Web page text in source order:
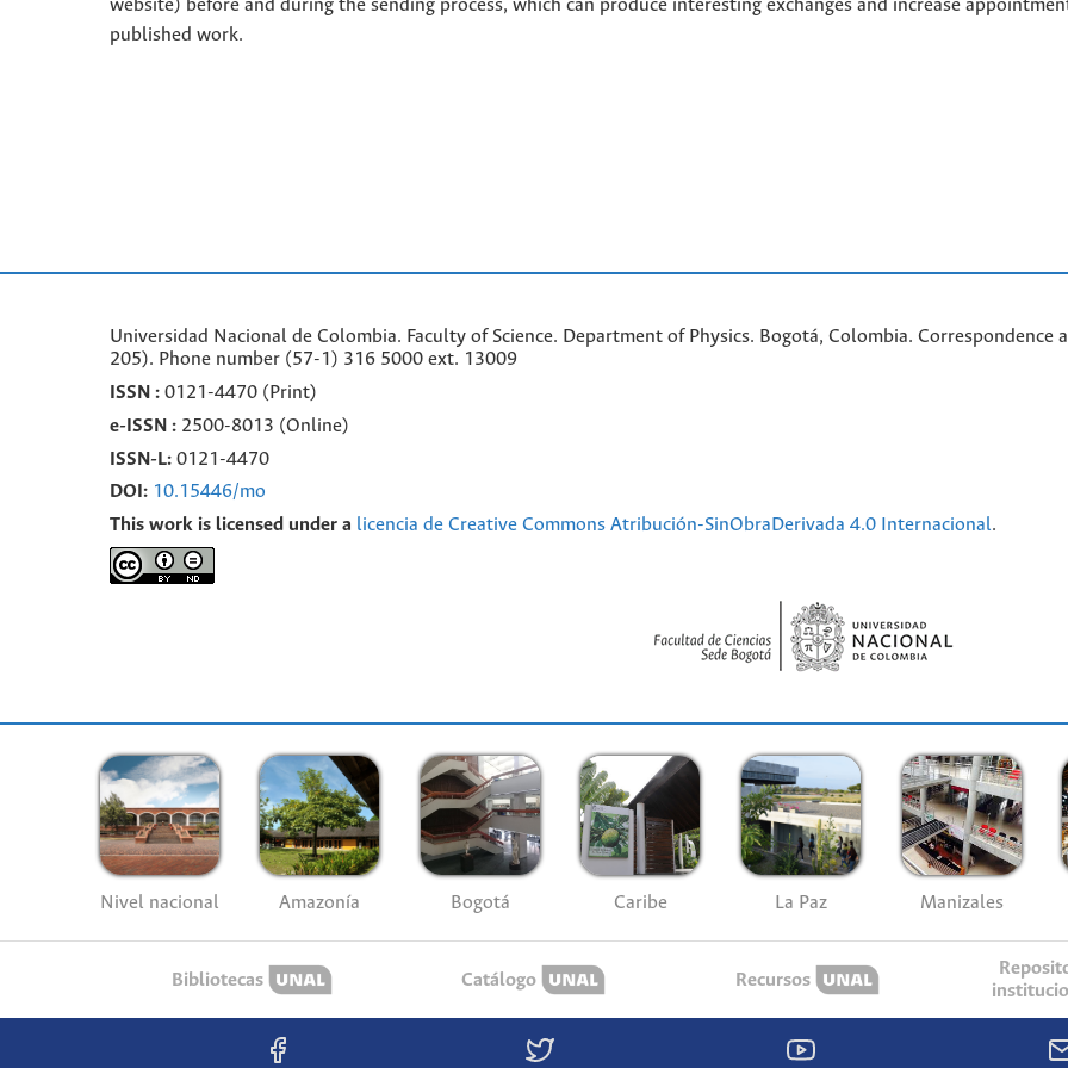
website) before and during the sending process, which can produce interesting exchanges and increase
published work.
Universidad Nacional de Colombia. Faculty of Science. Department of Physics. Bogotá, Colombia. Correspondence a
205). Phone number (57-1) 316 5000 ext. 13009
ISSN : 0121-4470 (Print)
e- ISSN : 2500-8013 (Online)
ISSN-L: 0121-4470
DOI: 10.15446/mo
This work is licensed under a licencia de Creative Commons Atribución-SinObraDerivada 4.0 Internacional.
Nivel nacional Amazonía Bogotá Caribe La Paz Manizales
Bibliotecas Catálogo Recursos